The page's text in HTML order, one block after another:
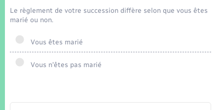
Le règlement de votre succession diffère selon que vous êtes
marié ou non.
Vous êtes marié
Vous n'êtes pas marié